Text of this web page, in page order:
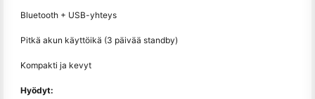
Bluetooth + USB-yhteys
Pitkä akun käyttöikä (3 päivää standby)
Kompakti ja kevyt
Hyödyt: